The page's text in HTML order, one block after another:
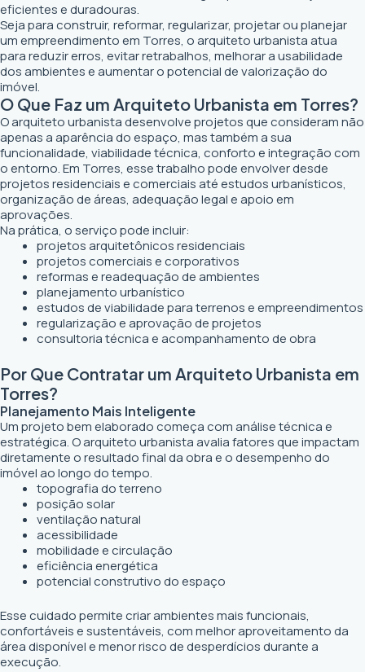
eficientes e duradouras.
Seja para construir, reformar, regularizar, projetar ou planejar
um empreendimento em Torres, o arquiteto urbanista atua
para reduzir erros, evitar retrabalhos, melhorar a usabilidade
dos ambientes e aumentar o potencial de valorização do
imóvel.
O Que Faz um Arquiteto Urbanista em Torres?
O arquiteto urbanista desenvolve projetos que consideram não
apenas a aparência do espaço, mas também a sua
funcionalidade, viabilidade técnica, conforto e integração com
o entorno. Em Torres, esse trabalho pode envolver desde
projetos residenciais e comerciais até estudos urbanísticos,
organização de áreas, adequação legal e apoio em
aprovações.
Na prática, o serviço pode incluir:
projetos arquitetônicos residenciais
projetos comerciais e corporativos
reformas e readequação de ambientes
planejamento urbanístico
estudos de viabilidade para terrenos e empreendimentos
regularização e aprovação de projetos
consultoria técnica e acompanhamento de obra
Por Que Contratar um Arquiteto Urbanista em
Torres?
Planejamento Mais Inteligente
Um projeto bem elaborado começa com análise técnica e
estratégica. O arquiteto urbanista avalia fatores que impactam
diretamente o resultado final da obra e o desempenho do
imóvel ao longo do tempo.
topografia do terreno
posição solar
ventilação natural
acessibilidade
mobilidade e circulação
eficiência energética
potencial construtivo do espaço
Esse cuidado permite criar ambientes mais funcionais,
confortáveis e sustentáveis, com melhor aproveitamento da
área disponível e menor risco de desperdícios durante a
execução.